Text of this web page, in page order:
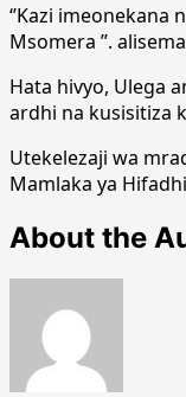
‘’Kazi
Msomera ’’.
Hata hivyo, Ulega
ardhi na kusisitiza
Utekelezaji wa
Mamlaka ya
About the